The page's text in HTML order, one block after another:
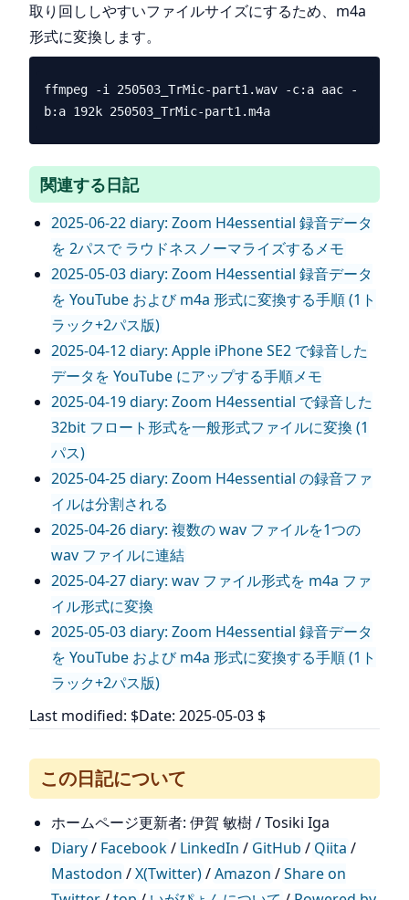
取り回ししやすいファイルサイズにするため、m4a
形式に変換します。
ffmpeg -i 250503_TrMic-part1.wav -c:a aac -
関連する日記
2025-06-22 diary: Zoom H4essential 録音データ
を 2パスで ラウドネスノーマライズするメモ
2025-05-03 diary: Zoom H4essential 録音データ
を YouTube および m4a 形式に変換する手順 (1ト
ラック+2パス版)
2025-04-12 diary: Apple iPhone SE2 で録音した
データを YouTube にアップする手順メモ
2025-04-19 diary: Zoom H4essential で録音した
32bit フロート形式を一般形式ファイルに変換 (1
パス)
2025-04-25 diary: Zoom H4essential の録音ファ
イルは分割される
2025-04-26 diary: 複数の wav ファイルを1つの
wav ファイルに連結
2025-04-27 diary: wav ファイル形式を m4a ファ
イル形式に変換
2025-05-03 diary: Zoom H4essential 録音データ
を YouTube および m4a 形式に変換する手順 (1ト
ラック+2パス版)
Last modified: $Date: 2025-05-03 $
この日記について
ホームページ更新者: 伊賀 敏樹 / Tosiki Iga
Diary/ Facebook/ LinkedIn / GitHub / Qiita /
Mastodon /X(Twitter)/Amazon /Share on